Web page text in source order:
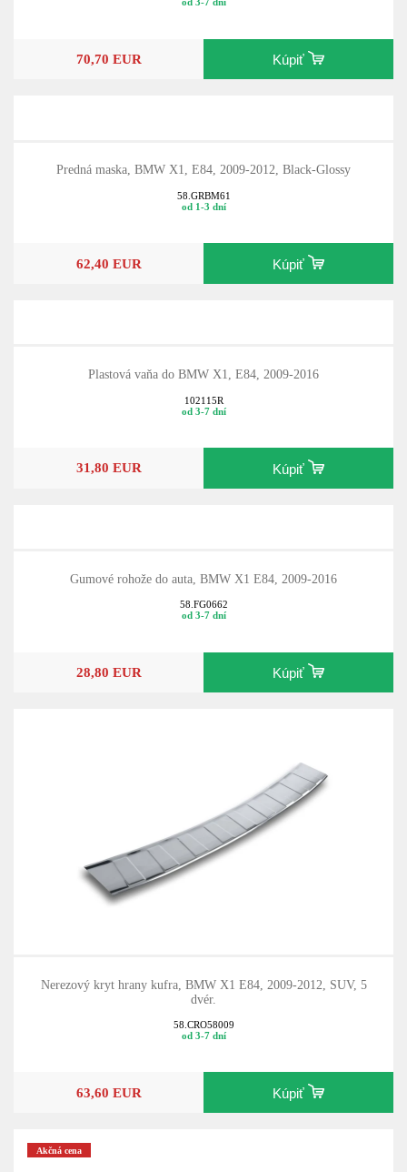
od 3-7 dní
70,70 EUR Kúpiť
Predná maska, BMW X1, E84, 2009-2012, Black-Glossy
58.GRBM61
od 1-3 dní
62,40 EUR Kúpiť
Plastová vaňa do BMW X1, E84, 2009-2016
102115R
od 3-7 dní
31,80 EUR Kúpiť
Gumové rohože do auta, BMW X1 E84, 2009-2016
58.FG0662
od 3-7 dní
28,80 EUR Kúpiť
Nerezový kryt hrany kufra, BMW X1 E84, 2009-2012, SUV, 5
dvér.
58.CRO58009
od 3-7 dní
63,60 EUR Kúpiť
Akčná cena